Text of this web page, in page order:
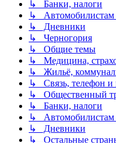
↳ Банки, налоги
↳ Автомобилистам
↳ Дневники
↳ Черногория
↳ Общие темы
↳ Медицина,
↳ Жильё,
↳ Связь, телефон и
↳ Общественный
↳ Банки, налоги
↳ Автомобилистам
↳ Дневники
↳ Остальные